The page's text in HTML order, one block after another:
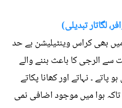
لگاتار تبدیلی)
بھی کراس وینٹیلیشن بے حد
سے الرجی کا باعث بننے والے
۔ نہاتے اور کھانا پکاتے
ہوا میں موجود اضافی نمی